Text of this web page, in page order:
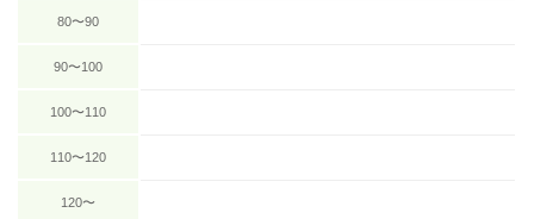
80〜90
90〜100
100〜110
110〜120
120〜